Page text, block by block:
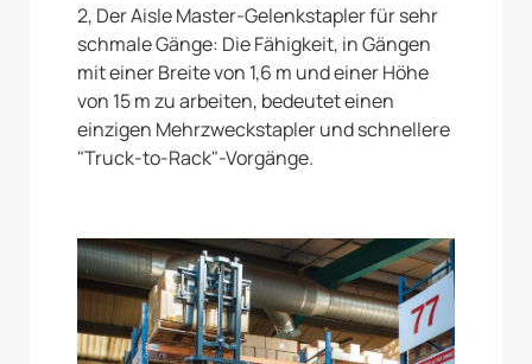
2, Der Aisle Master-Gelenkstapler für sehr
schmale Gänge: Die Fähigkeit, in Gängen
mit einer Breite von 1,6 m und einer Höhe
von 15 m zu arbeiten, bedeutet einen
einzigen Mehrzweckstapler und schnellere
"Truck-to-Rack"-Vorgänge.